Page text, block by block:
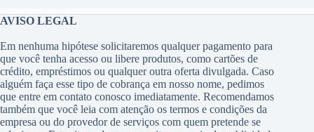
AVISO LEGAL
Em nenhuma hipótese solicitaremos qualquer pagamento para
que você tenha acesso ou libere produtos, como cartões de
crédito, empréstimos ou qualquer outra oferta divulgada. Caso
alguém faça esse tipo de cobrança em nosso nome, pedimos
que entre em contato conosco imediatamente. Recomendamos
também que você leia com atenção os termos e condições da
empresa ou do provedor de serviços com quem pretende se